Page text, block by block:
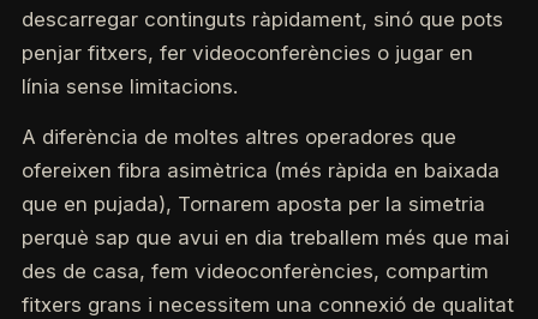
descarregar continguts ràpidament, sinó que pots
penjar fitxers, fer videoconferències o jugar en
línia sense limitacions.
A diferència de moltes altres operadores que
ofereixen fibra asimètrica (més ràpida en baixada
que en pujada), Tornarem aposta per la simetria
perquè sap que avui en dia treballem més que mai
des de casa, fem videoconferències, compartim
fitxers grans i necessitem una connexió de qualitat